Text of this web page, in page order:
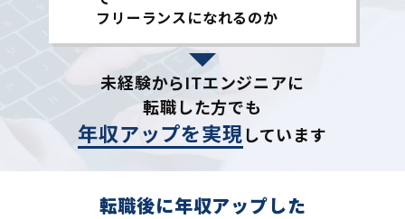
フリーランスになれるのか
未経験からITエンジニアに
転職した方でも
年収アップを実現しています
転職後に年収アップした